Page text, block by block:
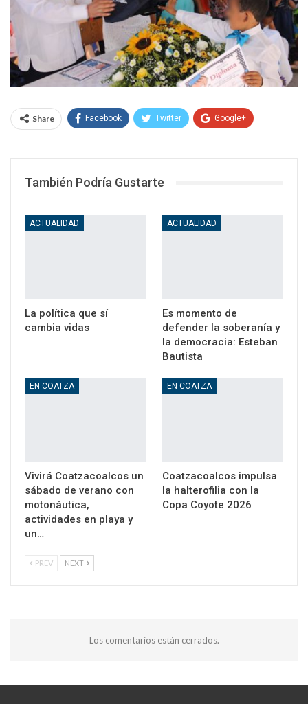
Share Facebook Twitter Google+
También Podría Gustarte
ACTUALIDAD
La política que sí
cambia vidas
ACTUALIDAD
Es momento de
defender la soberanía y
la democracia: Esteban
Bautista
EN COATZA
Vivirá Coatzacoalcos un
sábado de verano con
motonáutica,
actividades en playa y
un…
EN COATZA
Coatzacoalcos impulsa
la halterofilia con la
Copa Coyote 2026
PREV NEXT
Los comentarios están cerrados.